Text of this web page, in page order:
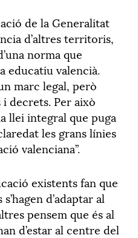
de la Generalitat
d’altres territoris,
norma que
educatiu valencià.
marc legal, però
decrets. Per això
llei integral que puga
les grans línies
valenciana”.
existents fan que
d’adaptar al
pensem que és al
d’estar al centre del